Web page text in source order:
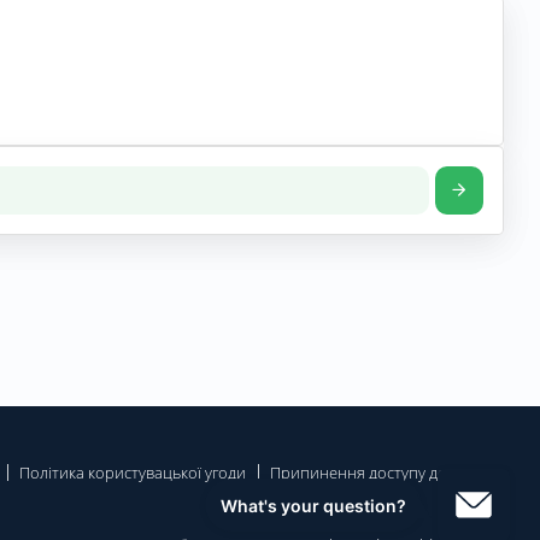
Політика користувацької угоди
Припинення доступу до